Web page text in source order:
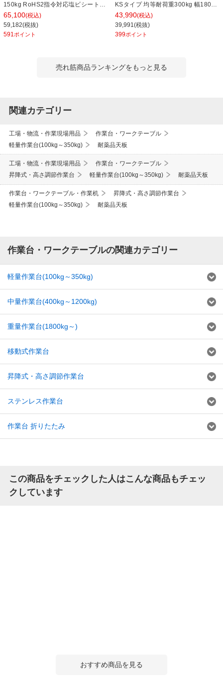
150kg RoHS2指令対応塩ビシート天
板 ワークテーブル 150シリーズ 幅
1800×奥行900×高さ600～900mm
SURA-1890-GYW
65,100(税込)
59,182(税抜)
591ポイント
KSタイプ 均等耐荷重300kg 幅1800×
奥行750×高さ740mm KS-187S
43,990(税込)
39,991(税抜)
399ポイント
売れ筋商品ランキングをもっと見る
関連カテゴリー
工場・物流・作業現場用品
作業台・ワークテーブル
軽量作業台(100kg～350kg)
耐薬品天板
工場・物流・作業現場用品
作業台・ワークテーブル
昇降式・高さ調節作業台
軽量作業台(100kg～350kg) 耐薬品天板
作業台・ワークテーブル・作業机
昇降式・高さ調節作業台
軽量作業台(100kg～350kg)
耐薬品天板
作業台・ワークテーブルの関連カテゴリー
軽量作業台(100kg～350kg)
中量作業台(400kg～1200kg)
重量作業台(1800kg～)
移動式作業台
昇降式・高さ調節作業台
ステンレス作業台
作業台 折りたたみ
この商品をチェックした人はこんな商品もチェッ
クしています
おすすめ商品を見る